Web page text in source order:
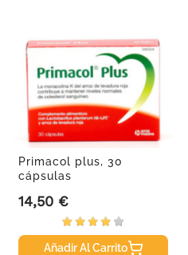
Primacol plus, 30
cápsulas
Precio
14,50 €
Añadir Al Carrito